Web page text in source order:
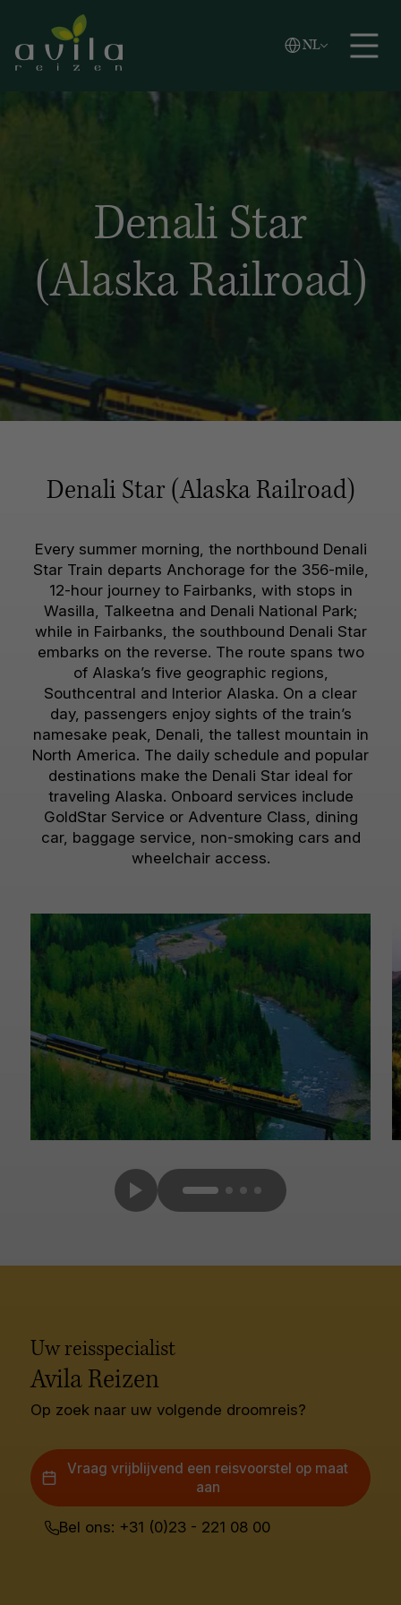
Zoeken
NL
Vlaams
English
Denali Star
(Alaska Railroad)
Denali Star (Alaska Railroad)
Every summer morning, the northbound Denali
Star Train departs Anchorage for the 356-mile,
12-hour journey to Fairbanks, with stops in
Wasilla, Talkeetna and Denali National Park;
while in Fairbanks, the southbound Denali Star
embarks on the reverse. The route spans two
of Alaska’s five geographic regions,
Southcentral and Interior Alaska. On a clear
day, passengers enjoy sights of the train’s
namesake peak, Denali, the tallest mountain in
North America. The daily schedule and popular
destinations make the Denali Star ideal for
traveling Alaska. Onboard services include
GoldStar Service or Adventure Class, dining
car, baggage service, non-smoking cars and
wheelchair access.
Uw reisspecialist
Avila Reizen
Op zoek naar uw volgende droomreis?
Vraag vrijblijvend een reisvoorstel op maat
aan
Bel ons: +31 (0)23 - 221 08 00